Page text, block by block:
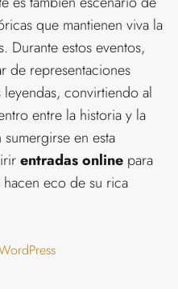
que mantienen viva la
Durante estos eventos,
de representaciones
leyendas, convirtiendo al
entre la historia y la
sumergirse en esta
entradas online para
eco de su rica